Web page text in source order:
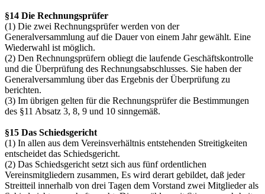
§14 Die Rechnungsprüfer
(1) Die zwei Rechnungsprüfer werden von der
Generalversammlung auf die Dauer von einem Jahr gewählt. Eine
Wiederwahl ist möglich.
(2) Den Rechnungsprüfern obliegt die laufende Geschäftskontrolle
und die Überprüfung des Rechnungsabschlusses. Sie haben der
Generalversammlung über das Ergebnis der Überprüfung zu
berichten.
(3) Im übrigen gelten für die Rechnungsprüfer die Bestimmungen
des §11 Absatz 3, 8, 9 und 10 sinngemäß.
§15 Das Schiedsgericht
(1) In allen aus dem Vereinsverhältnis entstehenden Streitigkeiten
entscheidet das Schiedsgericht.
(2) Das Schiedsgericht setzt sich aus fünf ordentlichen
Vereinsmitgliedern zusammen, Es wird derart gebildet, daß jeder
Streitteil innerhalb von drei Tagen dem Vorstand zwei Mitglieder als